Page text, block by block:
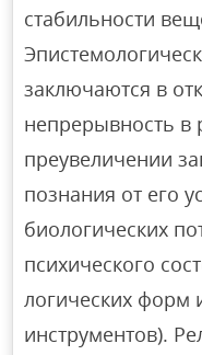
стабильности
заключаются в
непрерывность в
преувеличении
познания от его
биологических
психического
логических форм
инструментов).